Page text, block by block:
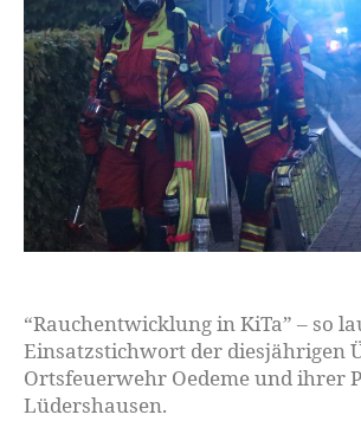
“Rauchentwicklung in KiTa” – so
Einsatzstichwort der diesjährigen
Ortsfeuerwehr Oedeme und ihrer
Lüdershausen.